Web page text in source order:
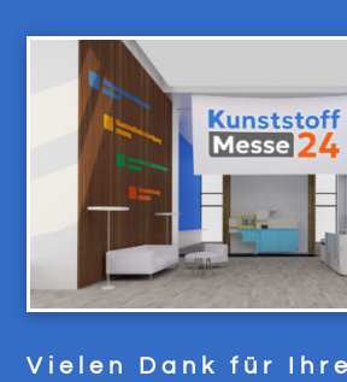
Vielen Dank für